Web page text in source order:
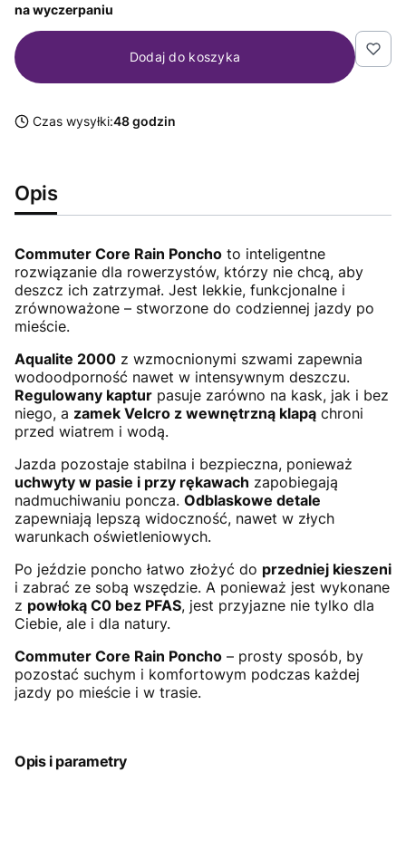
na wyczerpaniu
Dodaj do koszyka
Czas wysyłki:48 godzin
Opis
Commuter Core Rain Poncho to inteligentne
rozwiązanie dla rowerzystów, którzy nie chcą, aby
deszcz ich zatrzymał. Jest lekkie, funkcjonalne i
zrównoważone – stworzone do codziennej jazdy po
mieście.
Aqualite 2000 z wzmocnionymi szwami zapewnia
wodoodporność nawet w intensywnym deszczu.
Regulowany kaptur pasuje zarówno na kask, jak i bez
niego, a zamek Velcro z wewnętrzną klapą chroni
przed wiatrem i wodą.
Jazda pozostaje stabilna i bezpieczna, ponieważ
uchwyty w pasie i przy rękawach zapobiegają
nadmuchiwaniu poncza. Odblaskowe detale
zapewniają lepszą widoczność, nawet w złych
warunkach oświetleniowych.
Po jeździe poncho łatwo złożyć do przedniej kieszeni
i zabrać ze sobą wszędzie. A ponieważ jest wykonane
z powłoką C0 bez PFAS, jest przyjazne nie tylko dla
Ciebie, ale i dla natury.
Commuter Core Rain Poncho – prosty sposób, by
pozostać suchym i komfortowym podczas każdej
jazdy po mieście i w trasie.
Opis i parametry